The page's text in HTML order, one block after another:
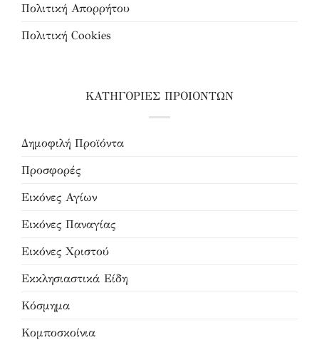
Πολιτική Απορρήτου
Πολιτική Cookies
ΚΑΤΗΓΟΡΙΕΣ ΠΡΟΙΟΝΤΩΝ
Δημοφιλή Προϊόντα
Προσφορές
Εικόνες Αγίων
Εικόνες Παναγίας
Εικόνες Χριστού
Εκκλησιαστικά Είδη
Κόσμημα
Κομποσκοίνια